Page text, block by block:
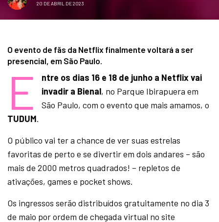
20 DE ABRIL DE 2023
O evento de fãs da Netflix finalmente voltará a ser
presencial, em São Paulo.
E
ntre os dias 16 e 18 de junho a Netflix vai
invadir a Bienal, no Parque Ibirapuera em
São Paulo, com o evento que mais amamos, o
TUDUM.
O público vai ter a chance de ver suas estrelas
favoritas de perto e se divertir em dois andares – são
mais de 2000 metros quadrados! – repletos de
ativações, games e pocket shows.
Os ingressos serão distribuídos gratuitamente no dia 3
de maio por ordem de chegada virtual no site